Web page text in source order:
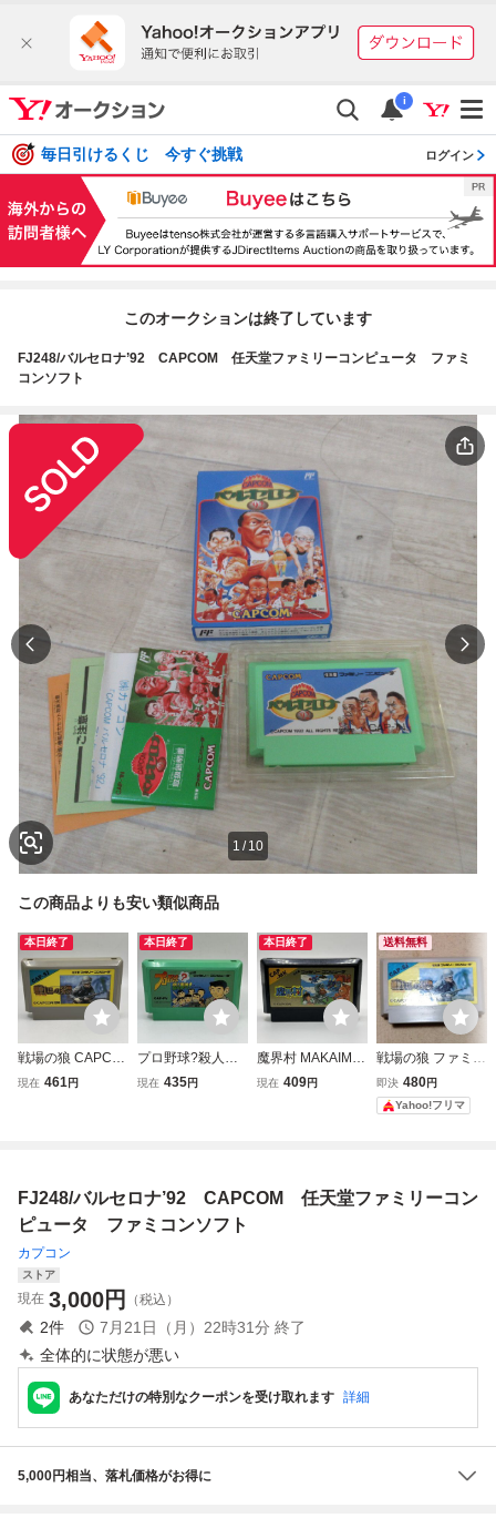
i
毎日引けるくじ 今すぐ挑戦 ログイン
このオークションは終了しています
FJ248/バルセロナ’92 CAPCOM 任天堂ファミリーコンピュータ ファミ
コンソフト
1 /10
この商品よりも安い類似商品
本日終了
戦場の狼 CAPCO
M 1986 カプコン
セット カートリッ
ジ
現在 461円
本日終了
プロ野球?殺人事
件! 1988 c CAPC
カートリッジ
現在 435円
本日終了
魔界村 MAKAIMU
RA CAPCOM カプ
トリッジ
現在 409円
送料無料
戦場の狼 ファミコ
ンソフト カプコン
CAPCOM 任天堂
ファミリーコンピ
即決 480円
Yahoo!フリマ
FJ248/バルセロナ’92 CAPCOM 任天堂ファミリーコン
ピュータ ファミコンソフト
カプコン
ストア
現在 3,000円 （税込）
2件 7月21日（月）22時31分 終了
全体的に状態が悪い
あなただけの特別なクーポンを受け取れます 詳細
5,000円相当、落札価格がお得に